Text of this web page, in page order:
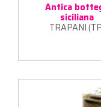
Antica
siciliana
TRAPANI